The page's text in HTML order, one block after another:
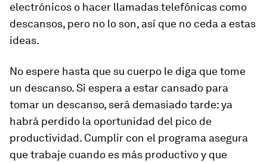
electrónicos o hacer llamadas telefónicas como
descansos, pero no lo son, así que no ceda a estas
ideas.
No espere hasta que su cuerpo le diga que tome
un descanso. Si espera a estar cansado para
tomar un descanso, será demasiado tarde: ya
habrá perdido la oportunidad del pico de
productividad. Cumplir con el programa asegura
que trabaje cuando es más productivo y que